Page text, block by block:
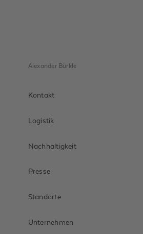
Alexander Bürkle
Kontakt
Logistik
Nachhaltigkeit
Presse
Standorte
Unternehmen